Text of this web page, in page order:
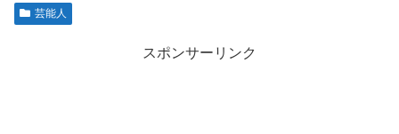
芸能人
スポンサーリンク